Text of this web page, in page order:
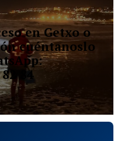
en Getxo o
cuéntanoslo
84